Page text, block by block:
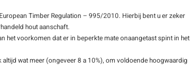
Timber Regulation – 995/2010. Hierbij bent u er zeker
hout aanschaft.
het voorkomen dat er in beperkte mate onaangetast spint in het
wat meer (ongeveer 8 a 10%), om voldoende hoogwaardig